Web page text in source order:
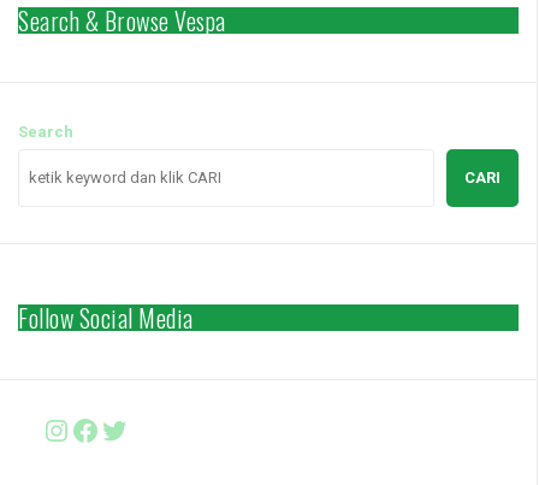
Search & Browse Vespa
Search
CARI
Follow Social Media
Instagram
Facebook
http://www.twitter.com/